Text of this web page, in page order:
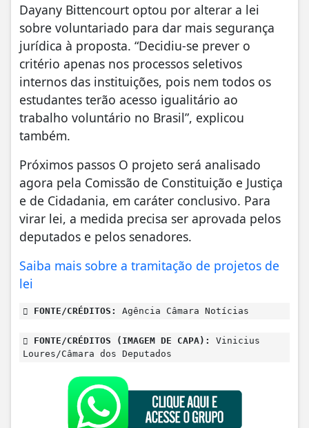
Dayany Bittencourt optou por alterar a lei
sobre voluntariado para dar mais segurança
jurídica à proposta. “Decidiu-se prever o
critério apenas nos processos seletivos
internos das instituições, pois nem todos os
estudantes terão acesso igualitário ao
trabalho voluntário no Brasil”, explicou
também.
Próximos passos O projeto será analisado
agora pela Comissão de Constituição e Justiça
e de Cidadania, em caráter conclusivo. Para
virar lei, a medida precisa ser aprovada pelos
deputados e pelos senadores.
Saiba mais sobre a tramitação de projetos de
lei
FONTE/CRÉDITOS: Agência Câmara Notícias
FONTE/CRÉDITOS (IMAGEM DE CAPA):
Vinicius
Loures/Câmara dos Deputados